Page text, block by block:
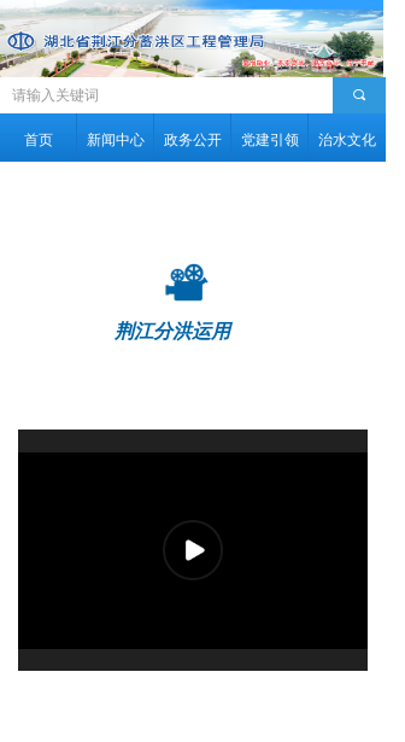
首页 新闻中心 政务公开 党建引领 治水文化
끠
荆江分洪运用